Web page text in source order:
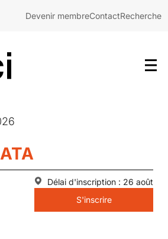
Devenir membreContactRecherche
Délai d'inscription : 26 août
S'inscrire